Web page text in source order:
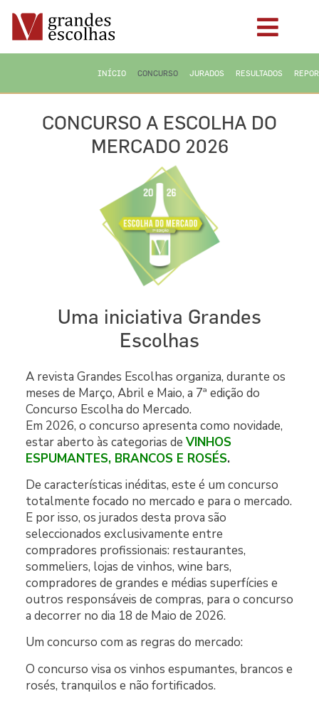
INÍCIO CONCURSO JURADOS RESULTADOS
CONCURSO A ESCOLHA DO
MERCADO 2026
Uma iniciativa Grandes
Escolhas
A revista Grandes Escolhas organiza, durante os
meses de Março, Abril e Maio, a 7ª edição do
Concurso Escolha do Mercado.
Em 2026, o concurso apresenta como novidade,
estar aberto às categorias de VINHOS
ESPUMANTES, BRANCOS E ROSÉS.
De características inéditas, este é um concurso
totalmente focado no mercado e para o mercado.
E por isso, os jurados desta prova são
seleccionados exclusivamente entre
compradores profissionais: restaurantes,
sommeliers, lojas de vinhos, wine bars,
compradores de grandes e médias superfícies e
outros responsáveis de compras, para o concurso
a decorrer no dia 18 de Maio de 2026.
Um concurso com as regras do mercado:
O concurso visa os vinhos espumantes, brancos e
rosés, tranquilos e não fortificados.